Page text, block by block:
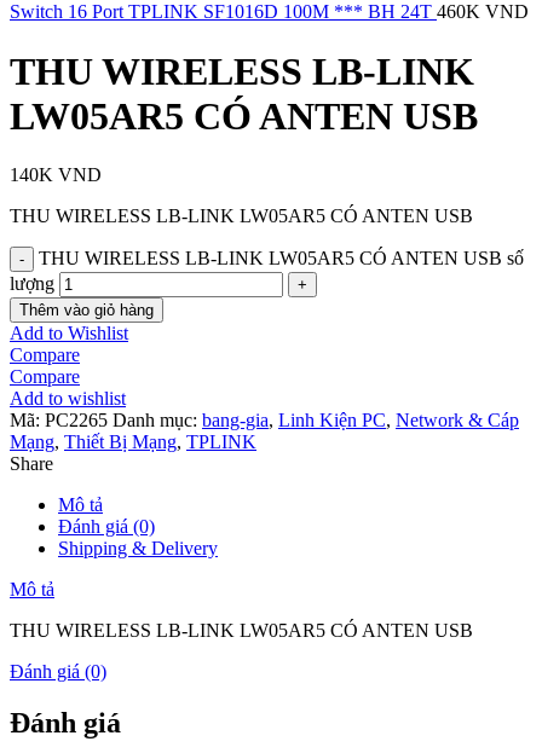
Switch 16 Port TPLINK SF1016D 100M *** BH 24T 460K VND
THU WIRELESS LB-LINK
LW05AR5 CÓ ANTEN USB
140K VND
THU WIRELESS LB-LINK LW05AR5 CÓ ANTEN USB
THU WIRELESS LB-LINK LW05AR5 CÓ ANTEN USB số
lượng
Thêm vào giỏ hàng
Add to Wishlist
Compare
Compare
Add to wishlist
Mã: PC2265 Danh mục: bang-gia, Linh Kiện PC, Network & Cáp
Mạng, Thiết Bị Mạng, TPLINK
Share
Mô tả
Đánh giá (0)
Shipping & Delivery
Mô tả
THU WIRELESS LB-LINK LW05AR5 CÓ ANTEN USB
Đánh giá (0)
Đánh giá